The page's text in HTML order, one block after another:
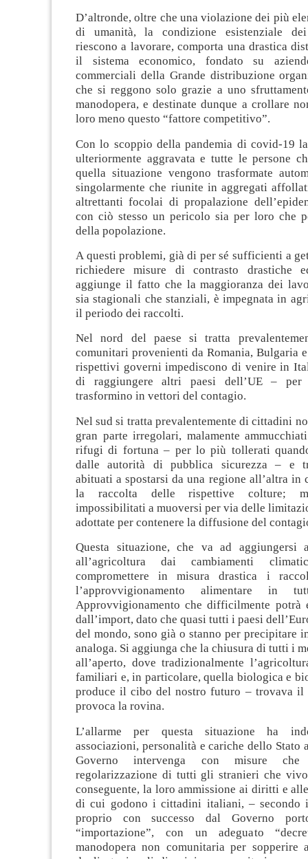
D’altronde, oltre che una violazione dei più
di umanità, la condizione esistenziale
riescono a lavorare, comporta una drastica
il sistema economico, fondato su
commerciali della Grande distribuzione
che si reggono solo grazie a uno
manodopera, e destinate dunque a crollare
loro meno questo “fattore competitivo”.
Con lo scoppio della pandemia di covid-19
ulteriormente aggravata e tutte le persone
quella situazione vengono trasformate
singolarmente che riunite in aggregati
altrettanti focolai di propalazione
con ciò stesso un pericolo sia per loro che
della popolazione.
A questi problemi, già di per sé sufficienti a
richiedere misure di contrasto drastiche
aggiunge il fatto che la maggioranza dei
sia stagionali che stanziali, è impegnata in
il periodo dei raccolti.
Nel nord del paese si tratta
comunitari provenienti da Romania, Bulgaria
rispettivi governi impediscono di venire in
di raggiungere altri paesi dell’UE –
trasformino in vettori del contagio.
Nel sud si tratta prevalentemente di cittadini
gran parte irregolari, malamente
rifugi di fortuna – per lo più tollerati
dalle autorità di pubblica sicurezza – e
abituati a spostarsi da una regione all’altra in
la raccolta delle rispettive colture;
impossibilitati a muoversi per via delle
adottate per contenere la diffusione del
Questa situazione, che va ad aggiungersi
all’agricoltura dai cambiamenti
compromettere in misura drastica i
l’approvvigionamento alimentare in
Approvvigionamento che difficilmente potrà
dall’import, dato che quasi tutti i paesi
del mondo, sono già o stanno per precipitare
analoga. Si aggiunga che la chiusura di tutti i
all’aperto, dove tradizionalmente
familiari e, in particolare, quella biologica e
produce il cibo del nostro futuro – trovava il
provoca la rovina.
L’allarme per questa situazione ha
associazioni, personalità e cariche dello Stato
Governo intervenga con misure
regolarizzazione di tutti gli stranieri che
conseguente, la loro ammissione ai diritti e
di cui godono i cittadini italiani, – secondo
proprio con successo dal Governo
“importazione”, con un adeguato
manodopera non comunitaria per